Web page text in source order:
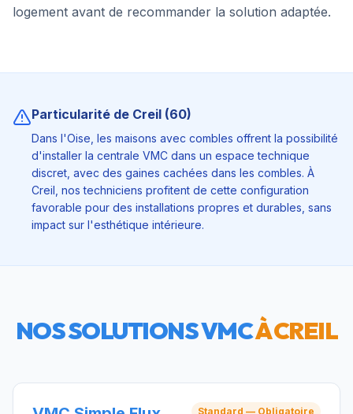
logement avant de recommander la solution adaptée.
Particularité de Creil (60)
Dans l'Oise, les maisons avec combles offrent la possibilité
d'installer la centrale VMC dans un espace technique
discret, avec des gaines cachées dans les combles. À
Creil, nos techniciens profitent de cette configuration
favorable pour des installations propres et durables, sans
impact sur l'esthétique intérieure.
NOS SOLUTIONS VMCÀCREIL
Standard — Obligatoire